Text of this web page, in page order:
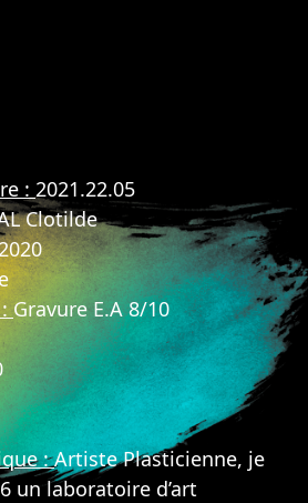
: 2021.22.05
Clotilde
Gravure E.A 8/10
:Artiste Plasticienne, je
un laboratoire d’art